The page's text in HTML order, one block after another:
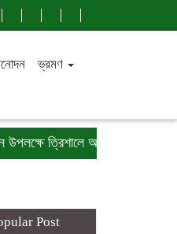
ভ্রমণ
ত্রিশালে আহত যোদ্ধা ও নিহত
Post